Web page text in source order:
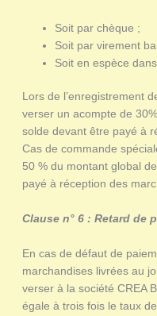
Soit par chèque ;
Soit par virement
Soit en espèce
Lors de l’enregistrement
verser un acompte de
solde devant être payé à
Cas de commande
50 % du montant global
payé à réception des
Clause n° 6 : Retard de
En cas de défaut de
marchandises livrées au
verser à la société CREA
égale à trois fois le taux